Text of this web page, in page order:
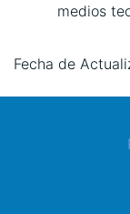
medios
Fecha de